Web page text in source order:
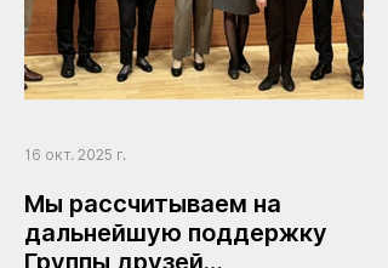
Мы рассчитываем на
дальнейшую поддержку
Группы друзей
16 окт. 2025 г.